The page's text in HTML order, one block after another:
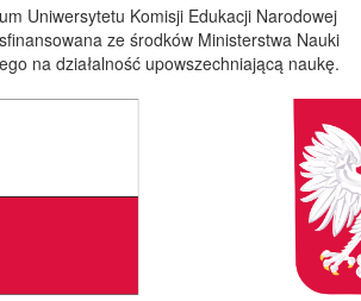
Uniwersytetu Komisji Edukacji Narodowej
ze środków Ministerstwa Nauki
na działalność upowszechniającą naukę.